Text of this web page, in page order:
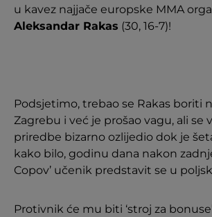
u kavez najjače europske MMA
Aleksandar Rakas (30, 16-7)!
Podsjetimo, trebao se Rakas boriti
Zagrebu i već je prošao vagu, ali se
priredbe bizarno ozlijedio dok je
kako bilo, godinu dana nakon
Copov’ učenik predstavit se u
Protivnik će mu biti ‘stroj za